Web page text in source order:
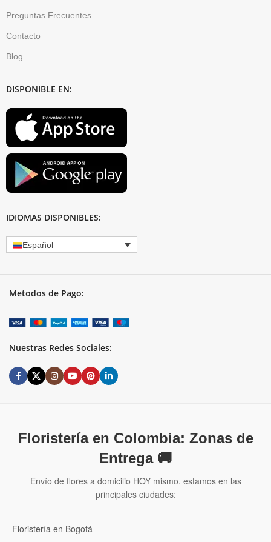
Preguntas Frecuentes
Contacto
Blog
DISPONIBLE EN:
IDIOMAS DISPONIBLES:
Español
Metodos de Pago:
Nuestras Redes Sociales:
Floristería en Colombia: Zonas de
Entrega 🚚
Envío de flores a domicilio HOY mismo. estamos en las
principales ciudades:
Floristería en Bogotá